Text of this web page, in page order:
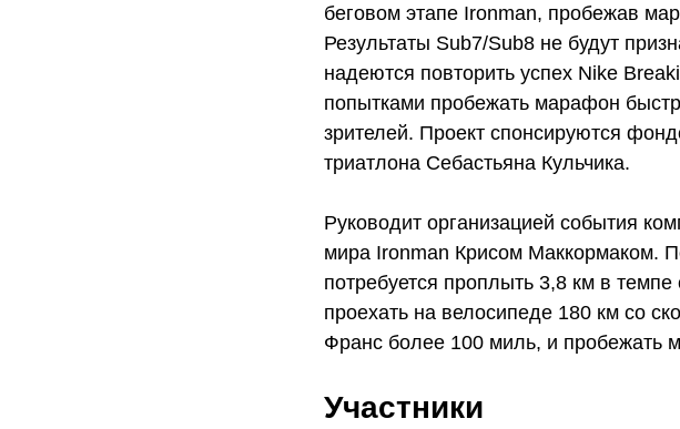
беговом этапе Ironman, пробежав
Результаты Sub7/Sub8 не будут
надеются повторить успех Nike
попытками пробежать марафон
зрителей. Проект спонсируются
триатлона Себастьяна Кульчика.
Руководит организацией события
мира Ironman Крисом Маккормаком.
потребуется проплыть 3,8 км в
проехать на велосипеде 180 км со
Франс более 100 миль, и пробежать
Участники